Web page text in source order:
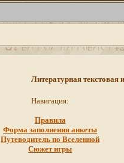
Литературная текстовая
Навигация:
Правила
Форма заполнения анкеты
Путеводитель по Вселенной
Сюжет игры